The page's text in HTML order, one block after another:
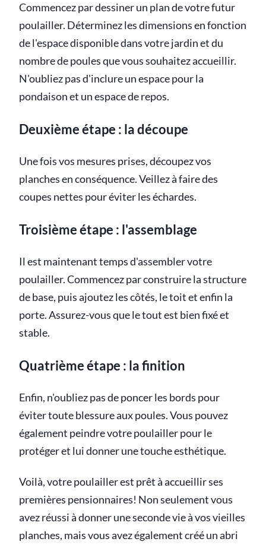
Commencez par dessiner un plan de votre futur
poulailler. Déterminez les dimensions en fonction
de l'espace disponible dans votre jardin et du
nombre de poules que vous souhaitez accueillir.
N'oubliez pas d'inclure un espace pour la
pondaison et un espace de repos.
Deuxième étape : la découpe
Une fois vos mesures prises, découpez vos
planches en conséquence. Veillez à faire des
coupes nettes pour éviter les échardes.
Troisième étape : l'assemblage
Il est maintenant temps d'assembler votre
poulailler. Commencez par construire la structure
de base, puis ajoutez les côtés, le toit et enfin la
porte. Assurez-vous que le tout est bien fixé et
stable.
Quatrième étape : la finition
Enfin, n'oubliez pas de poncer les bords pour
éviter toute blessure aux poules. Vous pouvez
également peindre votre poulailler pour le
protéger et lui donner une touche esthétique.
Voilà, votre poulailler est prêt à accueillir ses
premières pensionnaires! Non seulement vous
avez réussi à donner une seconde vie à vos vieilles
planches, mais vous avez également créé un abri